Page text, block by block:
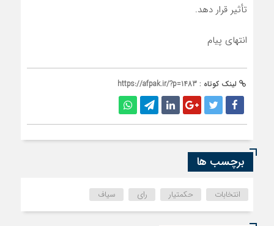
تأثیر قرار دهد.
انتهای پیام
لینک کوتاه : https://afpak.ir/?p=1483
برچسب ها
انتخابات حکمتیار رای سیاف